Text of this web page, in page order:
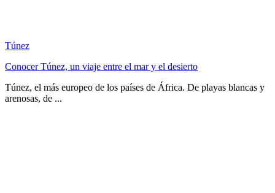
Túnez
Conocer Túnez, un viaje entre el mar y el desierto
Túnez, el más europeo de los países de África. De playas blancas y
arenosas, de ...